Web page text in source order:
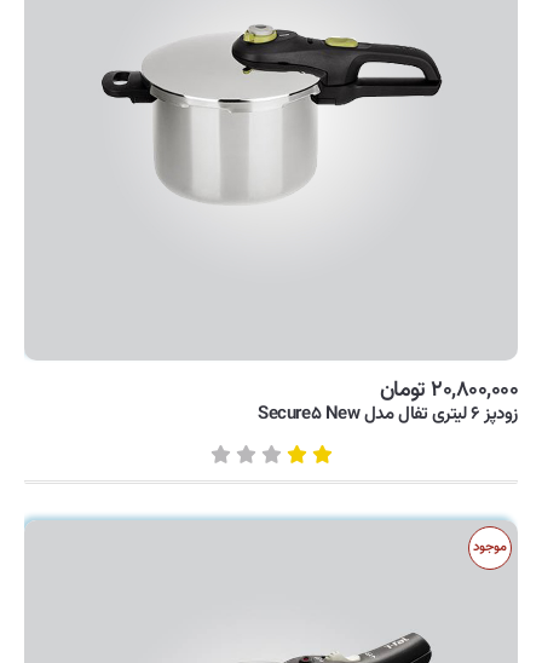
۲۰,۸۰۰,۰۰۰ تومان
زودپز ۶ لیتری تفال مدل Secure۵ New
موجود